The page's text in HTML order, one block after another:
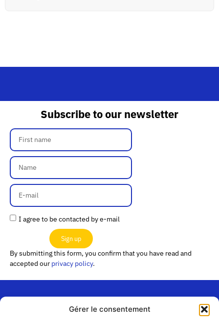
Gérer le consentement
Subscribe to our newsletter
I agree to be contacted by e-mail
Sign up
By submitting this form, you confirm that you have read and
accepted our privacy policy.